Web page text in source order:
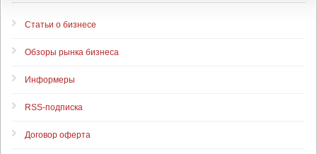
Статьи о бизнесе
Обзоры рынка бизнеса
Информеры
RSS-подписка
Договор оферта